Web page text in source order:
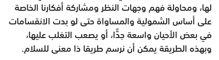
لها، ومحاولة فهم وجهات النظر ومشاركة أفكارنا الخاصة
على أساس الشمولية والمساواة حتى لو بدت الانقسامات
في بعض الأحيان واسعة جدًّا، أو يصعب التغلب عليها،
وبهذه الطريقة يمكن أن نرسم طريقا ذا معنى للسلام.